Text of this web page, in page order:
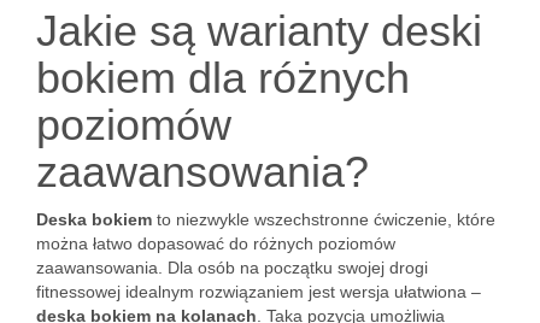
Jakie są warianty deski
bokiem dla różnych
poziomów
zaawansowania?
Deska bokiem to niezwykle wszechstronne ćwiczenie, które
można łatwo dopasować do różnych poziomów
zaawansowania. Dla osób na początku swojej drogi
fitnessowej idealnym rozwiązaniem jest wersja ułatwiona –
deska bokiem na kolanach . Taka pozycja umożliwia